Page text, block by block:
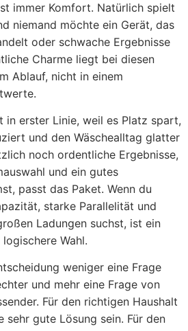
immer Komfort. Natürlich spielt
niemand möchte ein Gerät, das
oder schwache Ergebnisse
Charme liegt bei diesen
Ablauf, nicht in einem
in erster Linie, weil es Platz spart,
und den Wäschealltag glatter
noch ordentliche Ergebnisse,
und ein gutes
passt das Paket. Wenn du
starke Parallelität und
Ladungen suchst, ist ein
Wahl.
weniger eine Frage
und mehr eine Frage von
Für den richtigen Haushalt
sehr gute Lösung sein. Für den